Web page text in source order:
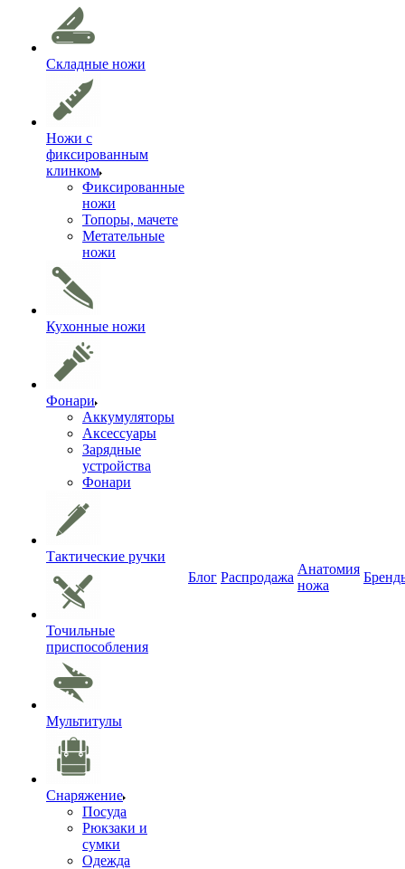
Складные ножи
Ножи с
фиксированным
клинком
Фиксированные
ножи
Топоры, мачете
Метательные
ножи
Кухонные ножи
Фонари
Аккумуляторы
Аксессуары
Зарядные
устройства
Фонари
Тактические ручки
Точильные
приспособления
Мультитулы
Снаряжение
Посуда
Рюкзаки и
сумки
Одежда
Блог Распродажа
Анатомия
ножа